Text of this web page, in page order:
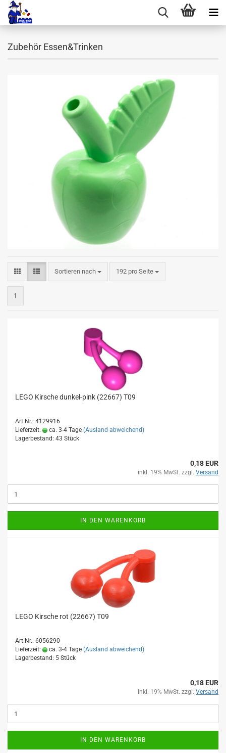
Zubehör Essen&Trinken
Sortieren nach
Sortieren nach 192 pro Seite
pro Seite
1
LEGO Kirsche dunkel-pink (22667) T09
Art.Nr.: 4129916
Lieferzeit:
ca. 3-4 Tage (Ausland abweichend)
Lagerbestand: 43 Stück
0,18 EUR
inkl. 19% MwSt. zzgl. Versand
IN DEN WARENKORB
LEGO Kirsche rot (22667) T09
Art.Nr.: 6056290
Lieferzeit:
ca. 3-4 Tage (Ausland abweichend)
Lagerbestand: 5 Stück
0,18 EUR
inkl. 19% MwSt. zzgl. Versand
IN DEN WARENKORB